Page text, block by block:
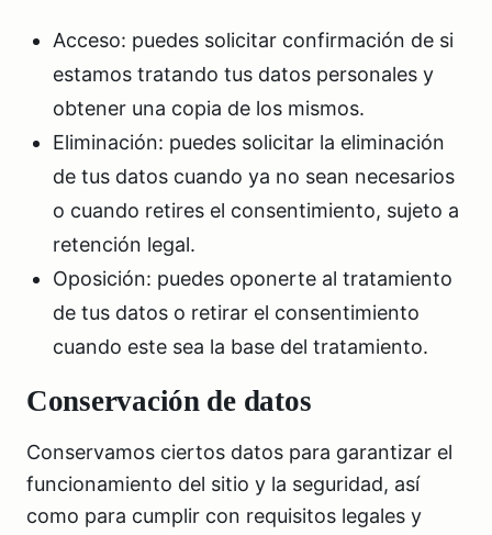
Acceso: puedes solicitar confirmación de si
estamos tratando tus datos personales y
obtener una copia de los mismos.
Eliminación: puedes solicitar la eliminación
de tus datos cuando ya no sean necesarios
o cuando retires el consentimiento, sujeto a
retención legal.
Oposición: puedes oponerte al tratamiento
de tus datos o retirar el consentimiento
cuando este sea la base del tratamiento.
Conservación de datos
Conservamos ciertos datos para garantizar el
funcionamiento del sitio y la seguridad, así
como para cumplir con requisitos legales y